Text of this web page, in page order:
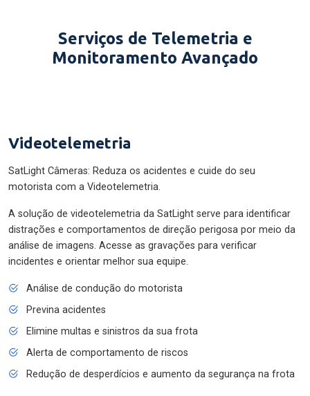
Serviços de Telemetria e
Monitoramento Avançado
Videotelemetria
SatLight Câmeras: Reduza os acidentes e cuide do seu
motorista com a Videotelemetria.
A solução de videotelemetria da SatLight serve para identificar
distrações e comportamentos de direção perigosa por meio da
análise de imagens. Acesse as gravações para verificar
incidentes e orientar melhor sua equipe.
Análise de condução do motorista
Previna acidentes
Elimine multas e sinistros da sua frota
Alerta de comportamento de riscos
Redução de desperdícios e aumento da segurança na frota